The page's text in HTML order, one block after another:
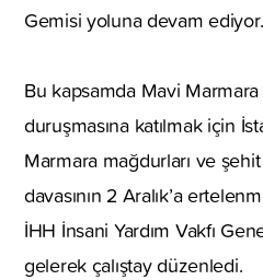
Gemisi yoluna devam ediyor.
Bu kapsamda Mavi Marmara
duruşmasına katılmak için
Marmara mağdurları ve
davasının 2 Aralık’a
İHH İnsani Yardım Vakfı
gelerek çalıştay düzenledi.